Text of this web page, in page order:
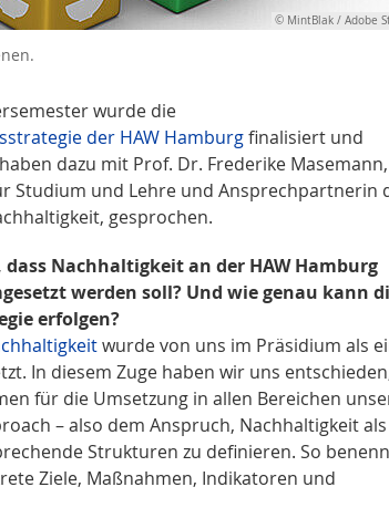
© MintBlak / Adobe
wurde die
der HAW Hamburgfinalisiert und
dazu mit Prof. Dr. Frederike Masemann,
Studium und Lehre und Ansprechpartnerin
gesprochen.
dass Nachhaltigkeit an der HAW Hamburg
werden soll? Und wie genau kann
erfolgen?
wurde von uns im Präsidium als
In diesem Zuge haben wir uns
für die Umsetzung in allen Bereichen
– also dem Anspruch, Nachhaltigkeit als
Strukturen zu definieren. So
Ziele, Maßnahmen, Indikatoren und